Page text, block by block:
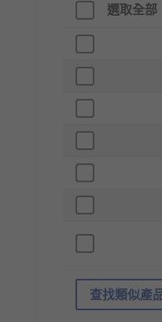
選取全部
查找類似產